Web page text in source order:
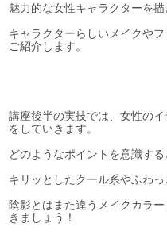
魅力的な女性キャラクターを
キャラクターらしいメイクや
ご紹介します。
講座後半の実技では、女性の
をしていきます。
どのようなポイントを意識する
キリッとしたクール系やふわ
陰影とはまた違うメイクカラ
きましょう！